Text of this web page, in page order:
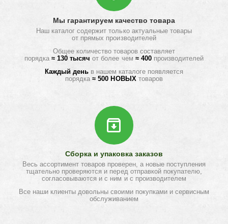
Мы гарантируем качество товара
Наш каталог содержит только актуальные товары
от прямых производителей
Общее количество товаров составляет
порядка≈ 130 тысяч от более чем ≈ 400 производителей
Каждый деньв нашем каталоге появляется
порядка≈ 500 НОВЫХ товаров
Сборка и упаковка заказов
Весь ассортимент товаров проверен, а новые поступления
тщательно проверяются и перед отправкой покупателю,
согласовываются и с ним и с производителем
Все наши клиенты довольны своими покупками и сервисным
обслуживанием